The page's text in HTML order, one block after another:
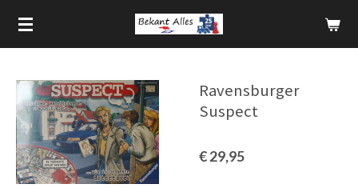
Ga
direct
hoofdinhoud
Ravensburger
Suspect
€ 29,95